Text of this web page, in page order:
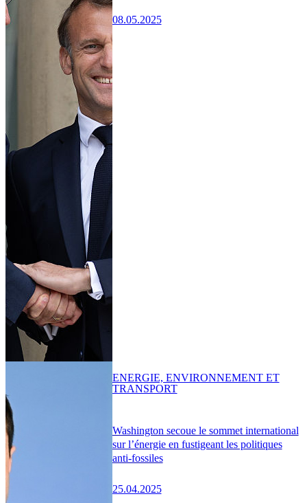
08.05.2025
Washington secoue le sommet international
sur l’énergie en fustigeant les politiques
anti-fossiles
25.04.2025
ENERGIE, ENVIRONNEMENT ET
TRANSPORT